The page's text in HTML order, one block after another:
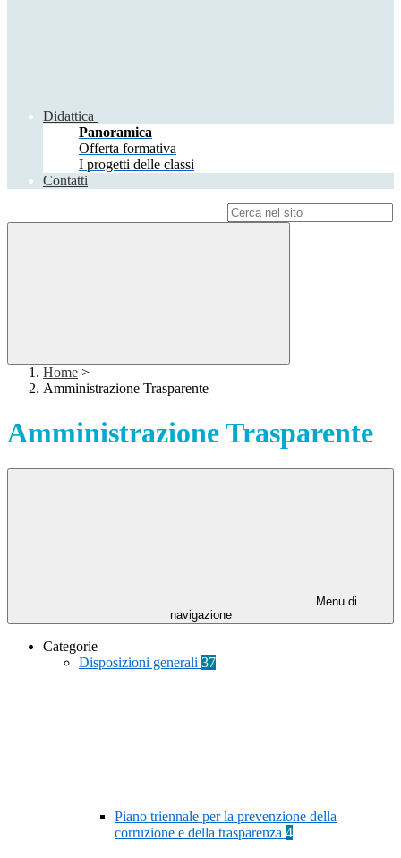
Didattica
Panoramica
Offerta formativa
I progetti delle classi
Contatti
Home >
Amministrazione Trasparente
Amministrazione Trasparente
Menu di
navigazione
Categorie
Disposizioni generali 37
Piano triennale per la prevenzione della
corruzione e della trasparenza 4